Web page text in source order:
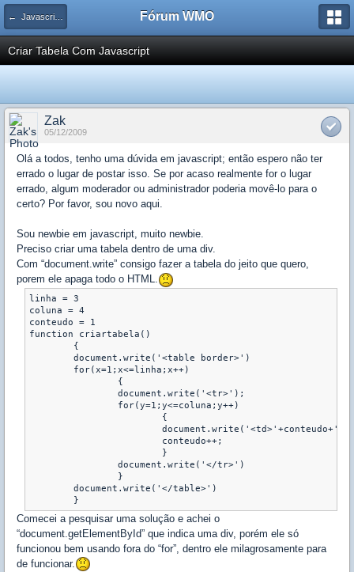
← Javascript / DOM / AJAX / ECMAScript Fórum WMO
Criar Tabela Com Javascript
Zak
05/12/2009
Olá a todos, tenho uma dúvida em javascript; então espero não ter
errado o lugar de postar isso. Se por acaso realmente for o lugar
errado, algum moderador ou administrador poderia movê-lo para o
certo? Por favor, sou novo aqui.
Sou newbie em javascript, muito newbie.
Preciso criar uma tabela dentro de uma div.
Com “document.write” consigo fazer a tabela do jeito que quero,
porem ele apaga todo o HTML.
linha = 3
coluna = 4
conteudo = 1
function criartabela()
Comecei a pesquisar uma solução e achei o
“document.getElementById” que indica uma div, porém ele só
funcionou bem usando fora do “for”, dentro ele milagrosamente para
de funcionar.